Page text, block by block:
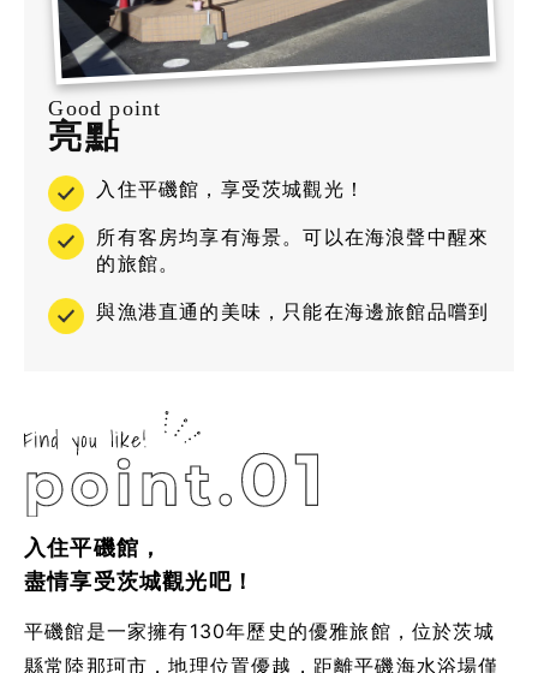
Good point
亮點
入住平磯館，享受茨城觀光！
所有客房均享有海景。可以在海浪聲中醒來
的旅館。
與漁港直通的美味，只能在海邊旅館品嚐到
入住平磯館，
盡情享受茨城觀光吧！
平磯館是一家擁有130年歷史的優雅旅館，位於茨城
縣常陸那珂市，地理位置優越，距離平磯海水浴場僅